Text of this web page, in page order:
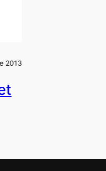
2013